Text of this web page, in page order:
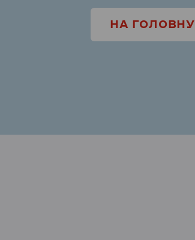
НА ГОЛОВНУ